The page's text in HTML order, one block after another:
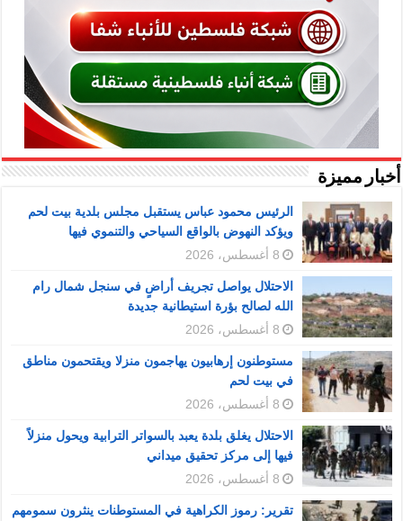
أخبار مميزة
الرئيس محمود عباس يستقبل مجلس بلدية بيت لحم
ويؤكد النهوض بالواقع السياحي والتنموي فيها
8 أغسطس، 2026
الاحتلال يواصل تجريف أراضٍ في سنجل شمال رام
الله لصالح بؤرة استيطانية جديدة
8 أغسطس، 2026
مستوطنون إرهابيون يهاجمون منزلا ويقتحمون مناطق
في بيت لحم
8 أغسطس، 2026
الاحتلال يغلق بلدة يعبد بالسواتر الترابية ويحول منزلاً
فيها إلى مركز تحقيق ميداني
8 أغسطس، 2026
تقرير: رموز الكراهية في المستوطنات ينثرون سمومهم